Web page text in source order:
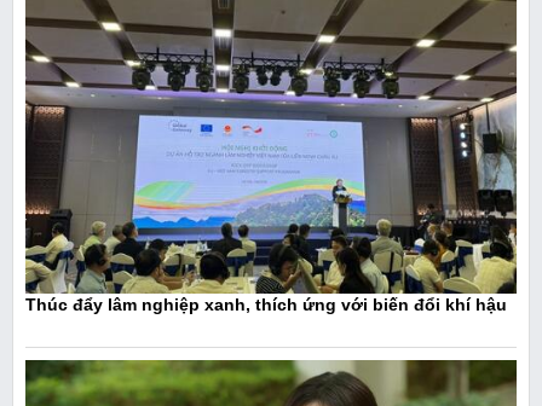
Thúc đẩy lâm nghiệp xanh, thích ứng với biến đổi khí hậu